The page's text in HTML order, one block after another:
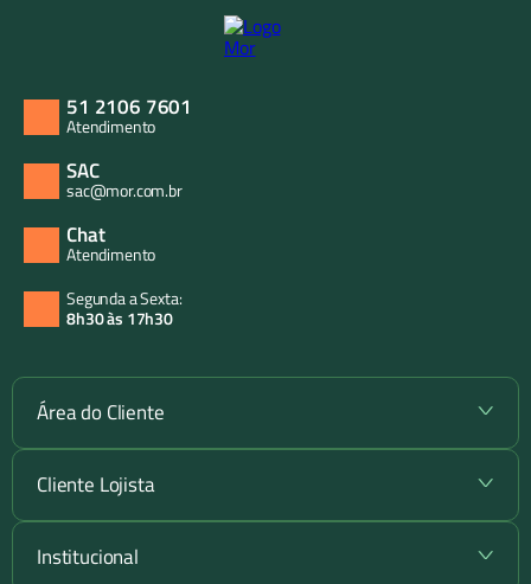
51 2106 7601
Atendimento
SAC
sac@mor.com.br
Chat
Atendimento
Segunda a Sexta:
8h30 às 17h30
Área do Cliente +
Cliente Lojista +
Institucional +